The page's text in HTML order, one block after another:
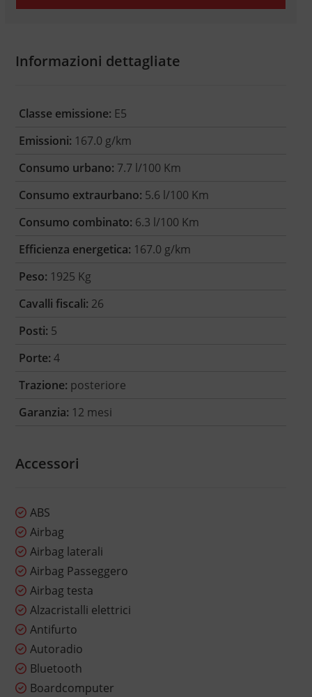
Informazioni dettagliate
Classe emissione: E5
Emissioni: 167.0 g/km
Consumo urbano: 7.7 l/100 Km
Consumo extraurbano: 5.6 l/100 Km
Consumo combinato: 6.3 l/100 Km
Efficienza energetica: 167.0 g/km
Peso: 1925 Kg
Cavalli fiscali: 26
Posti: 5
Porte: 4
Trazione: posteriore
Garanzia: 12 mesi
Accessori
ABS
Airbag
Airbag laterali
Airbag Passeggero
Airbag testa
Alzacristalli elettrici
Antifurto
Autoradio
Bluetooth
Boardcomputer